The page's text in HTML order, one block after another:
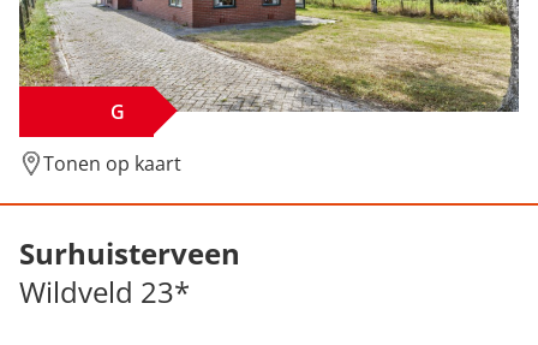
G
Tonen op kaart
Verkocht: Wildveld 23*, Surhuisterveen
Surhuisterveen
Wildveld 23*